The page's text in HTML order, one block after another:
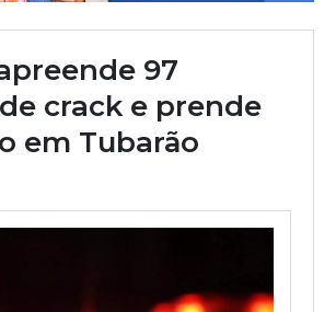
97
crack e prende
em Tubarão